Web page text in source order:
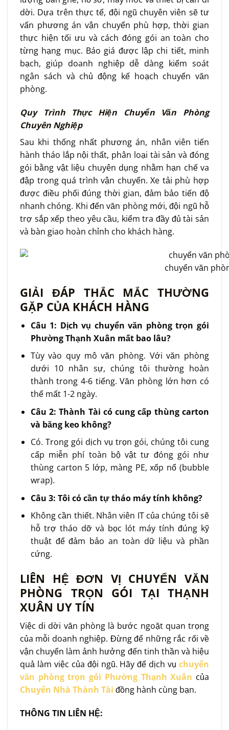
dời. Dựa trên thực tế, đội ngũ chuyên viên sẽ tư
vấn phương án vận chuyển phù hợp, thời gian
thực hiện tối ưu và cách đóng gói an toàn cho
từng hạng mục. Báo giá được lập chi tiết, minh
bạch, giúp doanh nghiệp dễ dàng kiểm soát
ngân sách và chủ động kế hoạch chuyển văn
phòng.
Quy Trình Thực Hiện Chuyển Văn Phòng
Chuyên Nghiệp
Sau khi thống nhất phương án, nhân viên tiến
hành tháo lắp nội thất, phân loại tài sản và đóng
gói bằng vật liệu chuyên dụng nhằm hạn chế va
đập trong quá trình vận chuyển. Xe tải phù hợp
được điều phối đúng thời gian, đảm bảo tiến độ
nhanh chóng. Khi đến văn phòng mới, đội ngũ hỗ
trợ sắp xếp theo yêu cầu, kiểm tra đầy đủ tài sản
và bàn giao hoàn chỉnh cho khách hàng.
chuyển văn
GIẢI ĐÁP THẮC MẮC THƯỜNG
GẶP CỦA KHÁCH HÀNG
Câu 1: Dịch vụ chuyển văn phòng trọn gói
Phường Thạnh Xuân mất bao lâu?
Tùy vào quy mô văn phòng. Với văn phòng
dưới 10 nhân sự, chúng tôi thường hoàn
thành trong 4-6 tiếng. Văn phòng lớn hơn có
thể mất 1-2 ngày.
Câu 2: Thành Tài có cung cấp thùng carton
và băng keo không?
Có. Trong gói dịch vụ trọn gói, chúng tôi cung
cấp miễn phí toàn bộ vật tư đóng gói như
thùng carton 5 lớp, màng PE, xốp nổ (bubble
wrap).
Câu 3: Tôi có cần tự tháo máy tính không?
Không cần thiết. Nhân viên IT của chúng tôi sẽ
hỗ trợ tháo dỡ và bọc lót máy tính đúng kỹ
thuật để đảm bảo an toàn dữ liệu và phần
cứng.
LIÊN HỆ ĐƠN VỊ CHUYỂN VĂN
PHÒNG TRỌN GÓI TẠI THẠNH
XUÂN UY TÍN
Việc di dời văn phòng là bước ngoặt quan trọng
của mỗi doanh nghiệp. Đừng để những rắc rối về
vận chuyển làm ảnh hưởng đến tinh thần và hiệu
quả làm việc của đội ngũ. Hãy để dịch vụ chuyển
văn phòng trọn gói Phường Thạnh Xuân của
Chuyển Nhà Thành Tài đồng hành cùng bạn.
THÔNG TIN LIÊN HỆ: